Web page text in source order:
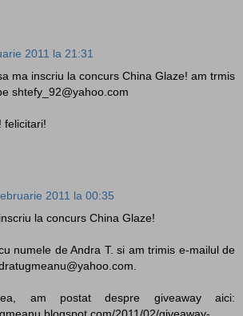
2011 la 21:31
ma inscriu la concurs China Glaze! am trmis
shtefy_92@yahoo.com
felicitari!
2011 la 00:35
la concurs China Glaze!
numele de Andra T. si am trimis e-mailul de
am postat despre giveaway aici:
2011/02/giveaway-